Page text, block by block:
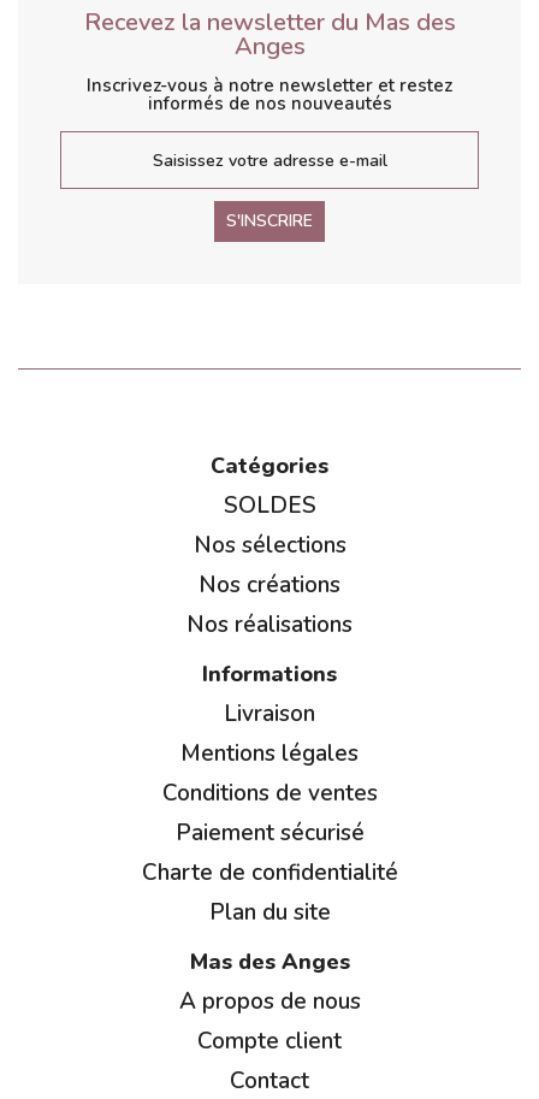
Recevez la newsletter du Mas des
Anges
Inscrivez-vous à notre newsletter et restez
informés de nos nouveautés
S'INSCRIRE
Catégories
SOLDES
Nos sélections
Nos créations
Nos réalisations
Informations
Livraison
Mentions légales
Conditions de ventes
Paiement sécurisé
Charte de confidentialité
Plan du site
Mas des Anges
A propos de nous
Compte client
Contact